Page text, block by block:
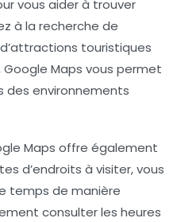
vous aider à trouver
à la recherche de
touristiques
Maps vous permet
des environnements
Maps offre également
d’endroits à visiter, vous
temps de manière
consulter les heures